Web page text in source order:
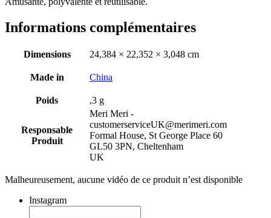
Informations complémentaires
Dimensions 24,384 × 22,352 × 3,048 cm
Made in China
Poids ,3 g
Responsable
Produit
Meri Meri -
customerserviceUK@merimeri.com
Formal House, St George Place 60
GL50 3PN, Cheltenham
UK
Malheureusement, aucune vidéo de ce produit n’est disponible
Instagram